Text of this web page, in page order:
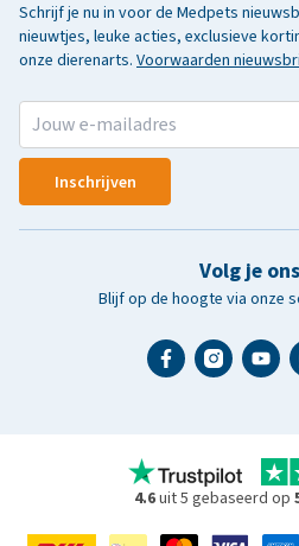
Schrijf je nu in voor de Medpets
nieuwtjes, leuke acties, exclusieve
onze dierenarts. Voorwaarden
Inschrijven
Volg je
Blijf op de hoogte via onze
4.6uit 5 gebaseerd op